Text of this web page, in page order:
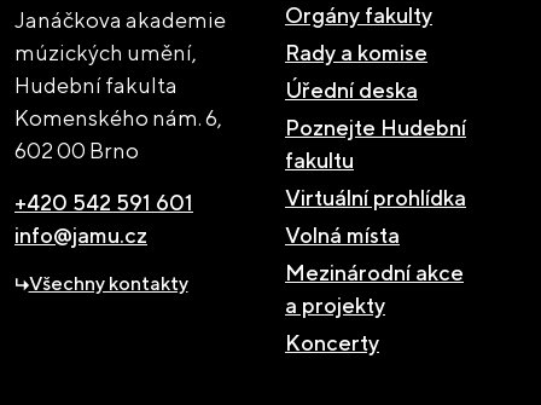
Janáčkova akademie
múzických umění,
Hudební fakulta
Komenského nám. 6,
602 00 Brno
+420 542 591 601
info@jamu.cz
Všechny kontakty
Orgány fakulty
Rady a komise
Úřední deska
Poznejte Hudební
fakultu
Virtuální prohlídka
Volná místa
Mezinárodní akce
a projekty
Koncerty